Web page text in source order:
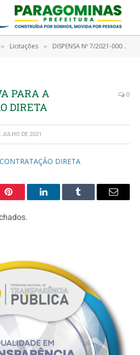
» Licitações » DISPENSA Nº 7/2021-00026 (Aquisição de colchão hospitalar, objetivando atender ao Hospital Municipal e Unidade de Pronto Atendimento – UPA)
PARA A
DIRETA
0
JULHO DE 2021
DIRETA
Pinterest LinkedInTumblr Email